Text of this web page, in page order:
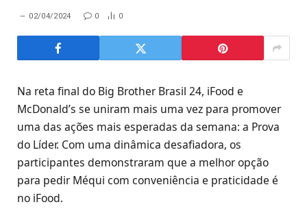
02/04/2024 0 0
Na reta final do Big Brother Brasil 24, iFood e
McDonald’s se uniram mais uma vez para promover
uma das ações mais esperadas da semana: a Prova
do Líder. Com uma dinâmica desafiadora, os
participantes demonstraram que a melhor opção
para pedir Méqui com conveniência e praticidade é
no iFood.